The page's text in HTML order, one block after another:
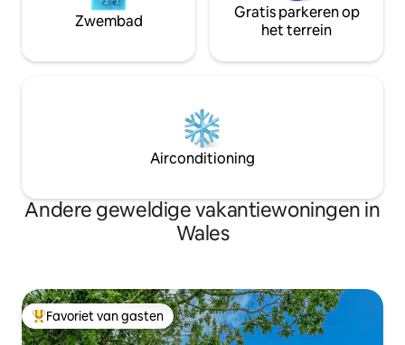
Zwembad
Gratis parkeren op
het terrein
Airconditioning
Andere geweldige vakantiewoningen in
Wales
Topfavoriet van gasten
Favoriet van gasten